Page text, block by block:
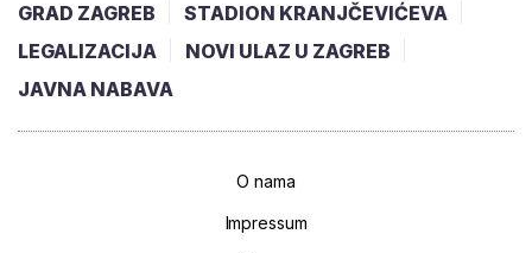
GRAD ZAGREB
STADION KRANJČEVIĆEVA
LEGALIZACIJA
NOVI ULAZ U ZAGREB
JAVNA NABAVA
O nama
Impressum